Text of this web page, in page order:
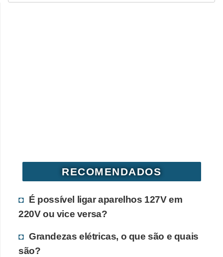
RECOMENDADOS
É possível ligar aparelhos 127V em
220V ou vice versa?
Grandezas elétricas, o que são e quais
são?